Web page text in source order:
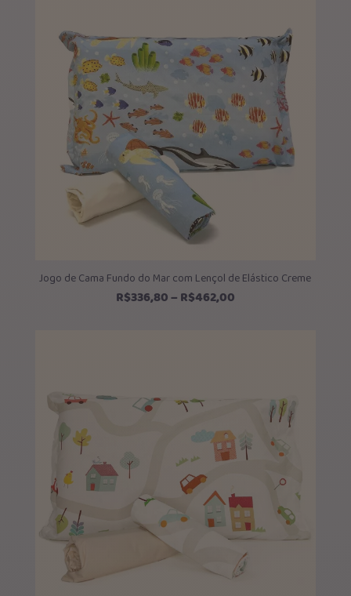
Jogo de Cama Fundo do Mar com Lençol de Elástico Creme
R$336,80– R$462,00Faixa